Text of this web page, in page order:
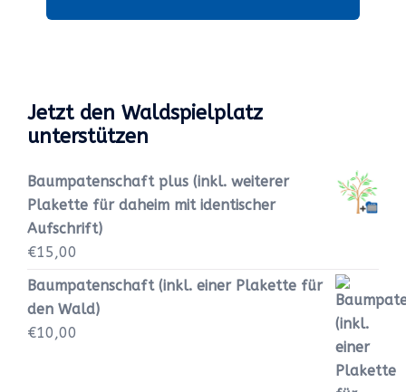
Jetzt den Waldspielplatz
unterstützen
Baumpatenschaft plus (inkl. weiterer
Plakette für daheim mit identischer
Aufschrift)
€15,00
Baumpatenschaft (inkl. einer Plakette für
den Wald)
€10,00